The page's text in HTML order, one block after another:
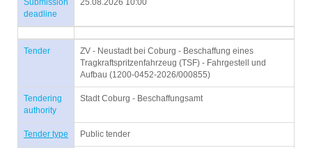
Submission
deadline
25.08.2026 10:00
Tender
ZV - Neustadt bei Coburg - Beschaffung eines
Tragkraftspritzenfahrzeug (TSF) - Fahrgestell und
Aufbau (1200-0452-2026/000855)
Tendering
authority
Stadt Coburg - Beschaffungsamt
Tender type Public tender